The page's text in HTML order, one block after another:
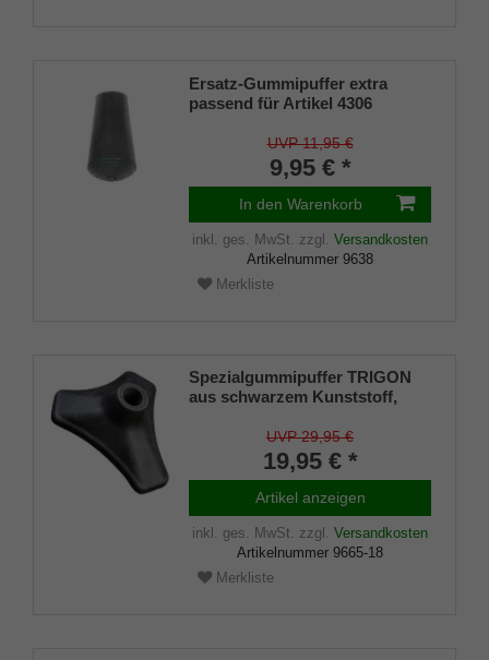
Ersatz-Gummipuffer extra
passend für Artikel 4306
UMBRELLA und Sitzstock
TRAPEZ Artikel 4301
UVP 11,95 €
9,95 € *
In den Warenkorb
inkl. ges. MwSt. zzgl. Versandkosten
Artikelnummer 9638
Merkliste
Spezialgummipuffer TRIGON
aus schwarzem Kunststoff,
Gehstock steht von allein,
flexible Laufsohle
UVP 29,95 €
19,95 € *
Artikel anzeigen
inkl. ges. MwSt. zzgl. Versandkosten
Artikelnummer 9665-18
Merkliste